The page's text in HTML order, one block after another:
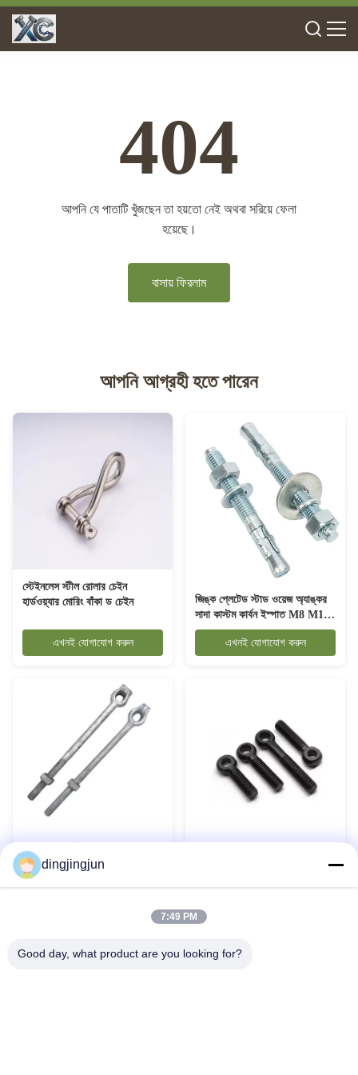
404
আপনি যে পাতাটি খুঁজছেন তা হয়তো নেই অথবা সরিয়ে ফেলা
হয়েছে।
বাসায় ফিরলাম
আপনি আগ্রহী হতে পারেন
স্টেইনলেস স্টীল রোলার চেইন
হার্ডওয়্যার মোরিং বাঁকা ড চেইন
এখনই যোগাযোগ করুন
জিঙ্ক প্লেটেড স্টাড ওয়েজ অ্যাঙ্কর
সাদা কাস্টম কার্বন ইস্পাত M8 M10
M12 M16 M20
এখনই যোগাযোগ করুন
পোল লাইন হার্ডওয়্যার জিঙ্ক প্লেটেড
কার্বন স্টিল থাম্বল আই অ্যাঙ্কর রড
dingjingjun
7:49 PM
Good day, what product are you looking for?